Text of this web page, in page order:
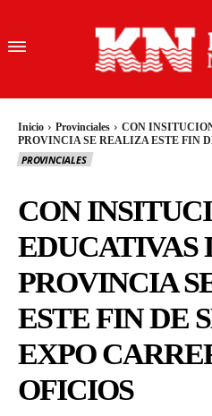
Inicio Provinciales
CON
PROVINCIA SE REALIZA ESTE FIN
PROVINCIALES
CON
EDUCATIVAS
PROVINCIA
ESTE FIN DE
EXPO
OFICIOS